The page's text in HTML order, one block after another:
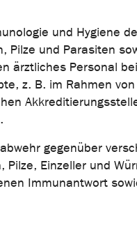
und Hygiene
und Parasiten
ärztliches Personal
z. B. im Rahmen
gegenüber
Einzeller und
Immunantwort